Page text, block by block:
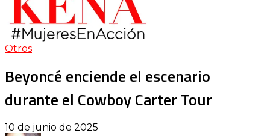
Otros
Beyoncé enciende el escenario
durante el Cowboy Carter Tour
10 de junio de 2025